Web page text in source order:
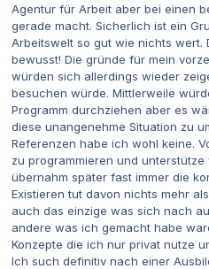
Agentur für Arbeit aber bei einen
gerade macht. Sicherlich ist ein
Arbeitswelt so gut wie nichts wert.
bewusst! Die gründe für mein
würden sich allerdings wieder
besuchen würde. Mittlerweile
Programm durchziehen aber es
diese unangenehme Situation zu
Referenzen habe ich wohl keine.
zu programmieren und
übernahm später fast immer die
Existieren tut davon nichts mehr
auch das einzige was sich nach
andere was ich gemacht habe
Konzepte die ich nur privat nutze
Ich such definitiv nach einer